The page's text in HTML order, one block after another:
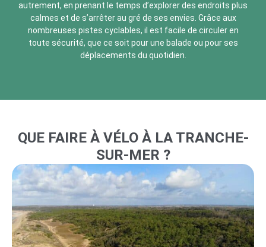
autrement, en prenant le temps d’explorer des endroits plus
calmes et de s’arrêter au gré de ses envies. Grâce aux
nombreuses pistes cyclables, il est facile de circuler en
toute sécurité, que ce soit pour une balade ou pour ses
déplacements du quotidien.
QUE FAIRE À VÉLO À LA TRANCHE-
SUR-MER ?